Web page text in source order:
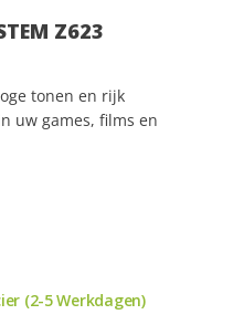
Z623
tonen en rijk
uw games, films en
(2-5 Werkdagen)